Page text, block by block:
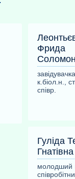
Фрида
к.біол.н.,
співр.
Гуліда
Гнатівна
молодший